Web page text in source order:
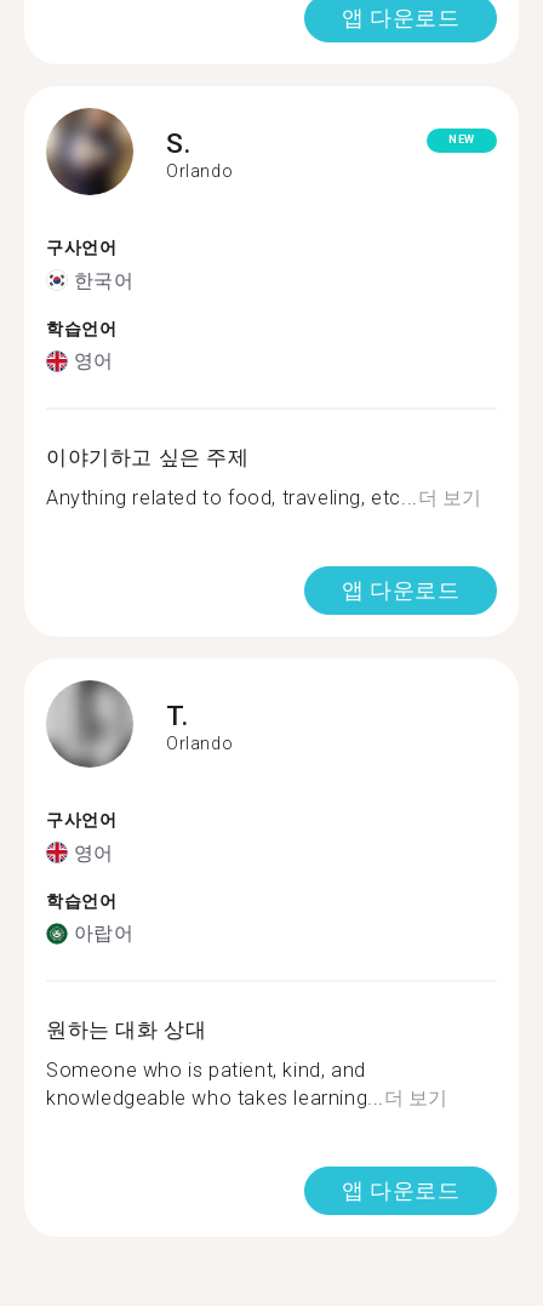
앱 다운로드
S.
Orlando
NEW
구사언어
한국어
학습언어
영어
이야기하고 싶은 주제
Anything related to food, traveling, etc...더 보기
앱 다운로드
T.
Orlando
구사언어
영어
학습언어
아랍어
원하는 대화 상대
Someone who is patient, kind, and
knowledgeable who takes learning...더 보기
앱 다운로드